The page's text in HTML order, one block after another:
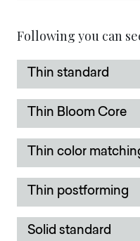
Following you can
Thin standard
Thin Bloom Core
Thin color
Thin postforming
Solid standard